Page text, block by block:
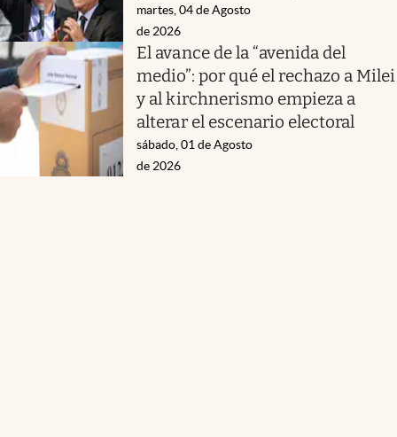
martes, 04 de Agosto
de 2026
El avance de la “avenida del
medio”: por qué el rechazo a Milei
y al kirchnerismo empieza a
alterar el escenario electoral
sábado, 01 de Agosto
de 2026